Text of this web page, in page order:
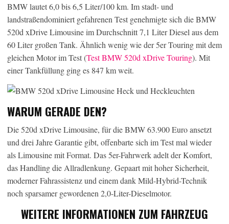
BMW lautet 6,0 bis 6,5 Liter/100 km. Im stadt- und
landstraßendominiert gefahrenen Test genehmigte sich die BMW
520d xDrive Limousine im Durchschnitt 7,1 Liter Diesel aus dem
60 Liter großen Tank. Ähnlich wenig wie der 5er Touring mit dem
gleichen Motor im Test (Test BMW 520d xDrive Touring). Mit
einer Tankfüllung ging es 847 km weit.
WARUM GERADE DEN?
Die 520d xDrive Limousine, für die BMW 63.900 Euro ansetzt
und drei Jahre Garantie gibt, offenbarte sich im Test mal wieder
als Limousine mit Format. Das 5er-Fahrwerk adelt der Komfort,
das Handling die Allradlenkung. Gepaart mit hoher Sicherheit,
moderner Fahrassistenz und einem dank Mild-Hybrid-Technik
noch sparsamer gewordenen 2,0-Liter-Dieselmotor.
WEITERE INFORMATIONEN ZUM FAHRZEUG